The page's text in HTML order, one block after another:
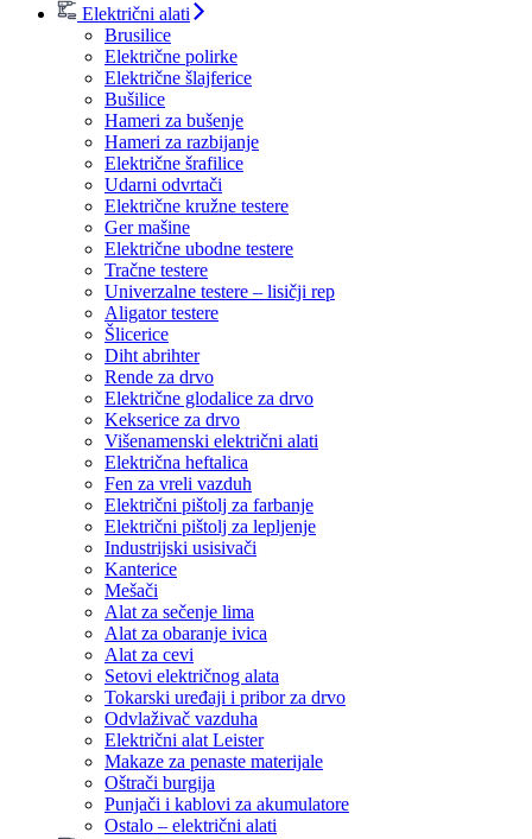
Električni alati
Brusilice
Električne polirke
Električne šlajferice
Bušilice
Hameri za bušenje
Hameri za razbijanje
Električne šrafilice
Udarni odvrtači
Električne kružne testere
Ger mašine
Električne ubodne testere
Tračne testere
Univerzalne testere – lisičji rep
Aligator testere
Šlicerice
Diht abrihter
Rende za drvo
Električne glodalice za drvo
Kekserice za drvo
Višenamenski električni alati
Električna heftalica
Fen za vreli vazduh
Električni pištolj za farbanje
Električni pištolj za lepljenje
Industrijski usisivači
Kanterice
Mešači
Alat za sečenje lima
Alat za obaranje ivica
Alat za cevi
Setovi električnog alata
Tokarski uređaji i pribor za drvo
Odvlaživač vazduha
Električni alat Leister
Makaze za penaste materijale
Oštrači burgija
Punjači i kablovi za akumulatore
Ostalo – električni alati